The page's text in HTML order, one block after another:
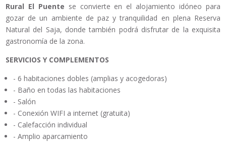
Rural El Puente se convierte en el alojamiento idóneo para
gozar de un ambiente de paz y tranquilidad en plena Reserva
Natural del Saja, donde también podrá disfrutar de la exquisita
gastronomía de la zona.
SERVICIOS Y COMPLEMENTOS
- 6 habitaciones dobles (amplias y acogedoras)
- Baño en todas las habitaciones
- Salón
- Conexión WIFI a internet (gratuita)
- Calefacción individual
- Amplio aparcamiento